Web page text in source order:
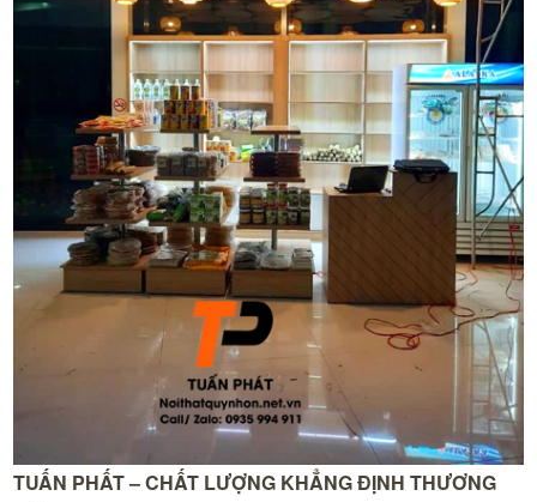
TUẤN PHẤT – CHẤT LƯỢNG KHẲNG ĐỊNH THƯƠNG